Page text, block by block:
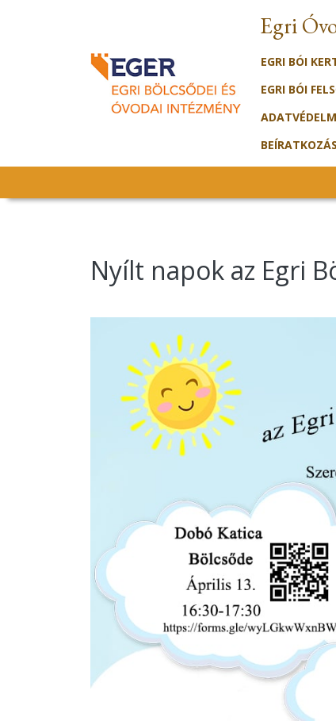
Egri
EGRI BÓI
EGRI BÓI
Nyílt napok az Egri